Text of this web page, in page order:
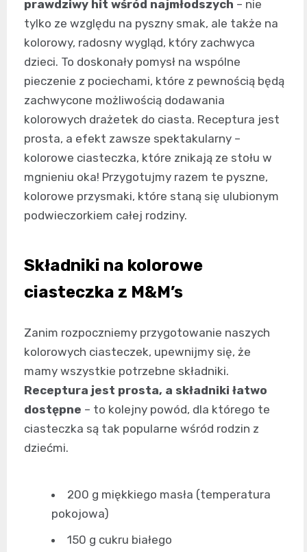
prawdziwy hit wśród najmłodszych – nie
tylko ze względu na pyszny smak, ale także na
kolorowy, radosny wygląd, który zachwyca
dzieci. To doskonały pomysł na wspólne
pieczenie z pociechami, które z pewnością będą
zachwycone możliwością dodawania
kolorowych drażetek do ciasta. Receptura jest
prosta, a efekt zawsze spektakularny –
kolorowe ciasteczka, które znikają ze stołu w
mgnieniu oka! Przygotujmy razem te pyszne,
kolorowe przysmaki, które staną się ulubionym
podwieczorkiem całej rodziny.
Składniki na kolorowe
ciasteczka z M&M’s
Zanim rozpoczniemy przygotowanie naszych
kolorowych ciasteczek, upewnijmy się, że
mamy wszystkie potrzebne składniki.
Receptura jest prosta, a składniki łatwo
dostępne – to kolejny powód, dla którego te
ciasteczka są tak popularne wśród rodzin z
dziećmi.
200 g miękkiego masła (temperatura
pokojowa)
150 g cukru białego